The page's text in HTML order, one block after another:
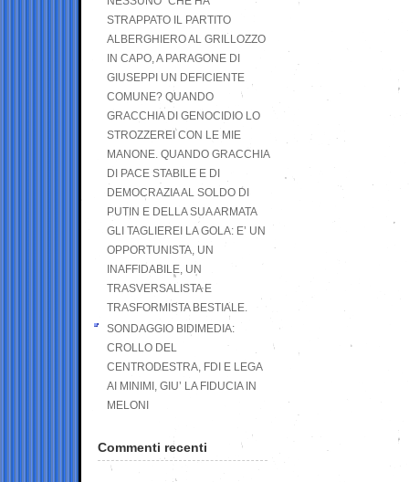
STRAPPATO IL PARTITO
ALBERGHIERO AL GRILLOZZO
IN CAPO, A PARAGONE DI
GIUSEPPI UN DEFICIENTE
COMUNE? QUANDO
GRACCHIA DI GENOCIDIO LO
STROZZEREI CON LE MIE
MANONE. QUANDO GRACCHIA
DI PACE STABILE E DI
DEMOCRAZIA AL SOLDO DI
PUTIN E DELLA SUA ARMATA
GLI TAGLIEREI LA GOLA: E’ UN
OPPORTUNISTA, UN
INAFFIDABILE, UN
TRASVERSALISTA E
TRASFORMISTA BESTIALE.
SONDAGGIO BIDIMEDIA:
CROLLO DEL
CENTRODESTRA, FDI E LEGA
AI MINIMI, GIU’ LA FIDUCIA IN
MELONI
Commenti recenti